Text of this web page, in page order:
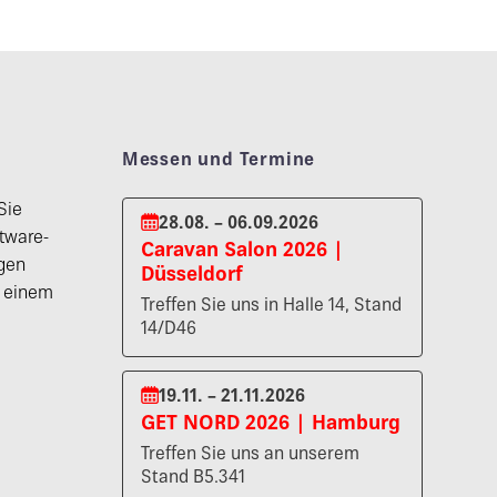
Messen und Termine
28.08. – 06.09.2026
Caravan Salon 2026 |
Düsseldorf
Treffen Sie uns in Halle 14, Stand
14/D46
19.11. – 21.11.2026
GET NORD 2026 | Hamburg
Treffen Sie uns an unserem
Stand B5.341